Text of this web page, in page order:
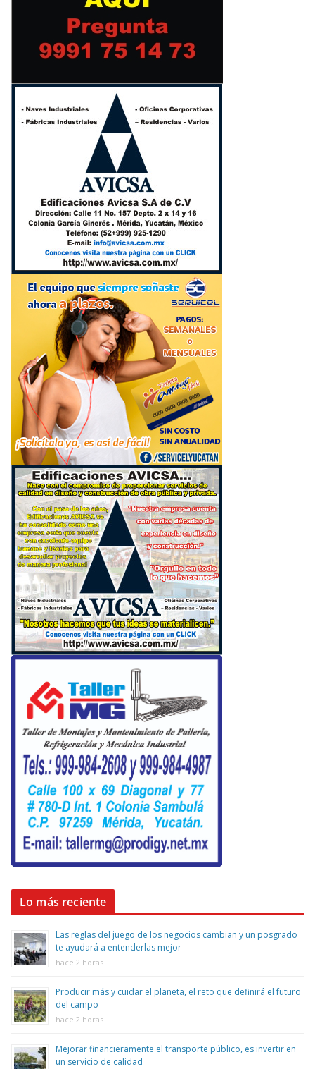
Lo más reciente
Las reglas del juego de los negocios cambian y un posgrado
te ayudará a entenderlas mejor
hace 2 horas
Producir más y cuidar el planeta, el reto que definirá el futuro
del campo
hace 2 horas
Mejorar financieramente el transporte público, es invertir en
un servicio de calidad